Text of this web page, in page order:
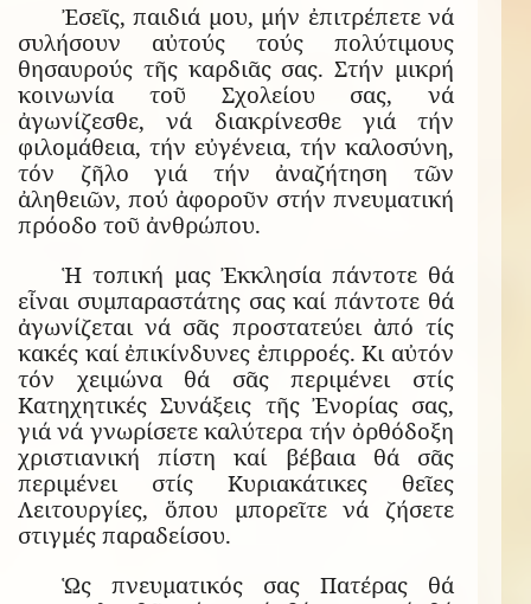
Ἐσεῖς, παιδιά μου, μήν ἐπιτρέπετε νά
συλήσουν αὐτούς τούς πολύτιμους
θησαυρούς τῆς καρδιᾶς σας. Στήν μικρή
κοινωνία τοῦ Σχολείου σας, νά
ἀγωνίζεσθε, νά διακρίνεσθε γιά τήν
φιλομάθεια, τήν εὐγένεια, τήν καλοσύνη,
τόν ζῆλο γιά τήν ἀναζήτηση τῶν
ἀληθειῶν, πού ἀφοροῦν στήν πνευματική
πρόοδο τοῦ ἀνθρώπου.
Ἡ τοπική μας Ἐκκλησία πάντοτε θά
εἶναι συμπαραστάτης σας καί πάντοτε θά
ἀγωνίζεται νά σᾶς προστατεύει ἀπό τίς
κακές καί ἐπικίνδυνες ἐπιρροές. Κι αὐτόν
τόν χειμώνα θά σᾶς περιμένει στίς
Κατηχητικές Συνάξεις τῆς Ἐνορίας σας,
γιά νά γνωρίσετε καλύτερα τήν ὀρθόδοξη
χριστιανική πίστη καί βέβαια θά σᾶς
περιμένει στίς Κυριακάτικες θεῖες
Λειτουργίες, ὅπου μπορεῖτε νά ζήσετε
στιγμές παραδείσου.
Ὡς πνευματικός σας Πατέρας θά